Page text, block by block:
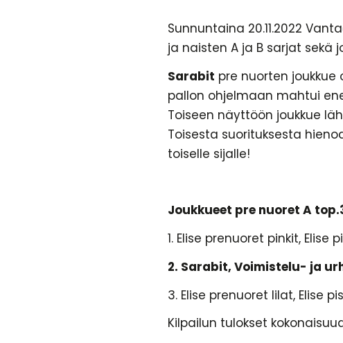
Sunnuntaina 20.11.2022
ja naisten A ja B sarjat sekä
Sarabit pre nuorten joukkue
pallon ohjelmaan mahtui
Toiseen näyttöön joukkue
Toisesta suorituksesta
toiselle sijalle!
Joukkueet pre nuoret A
1. Elise prenuoret pinkit, Elise
2. Sarabit, Voimistelu- ja
3. Elise prenuoret lilat, Elise
Kilpailun tulokset